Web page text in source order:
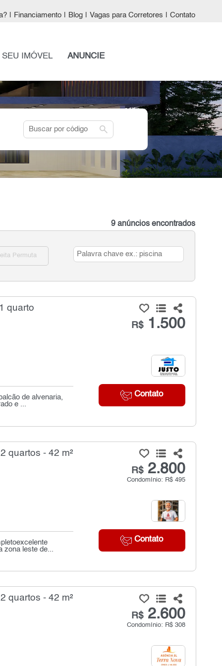
Financiamento Blog Vagas para Corretores Contato
IMÓVEL ANUNCIE
search
9 anúncios encontrados
Permuta
quarto
R$1.500
Contato
de alvenaria,
e ...
quartos - 42 m²
R$2.800
Condomínio: R$ 495
Contato
leste de...
quartos - 42 m²
R$2.600
Condomínio: R$ 308